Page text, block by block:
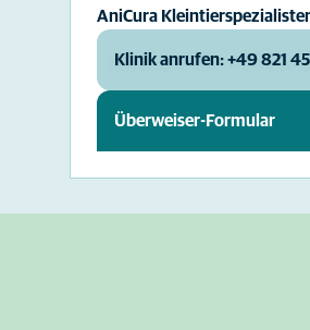
AniCura
Klinik anrufen: +49 821
Überweiser-Formular